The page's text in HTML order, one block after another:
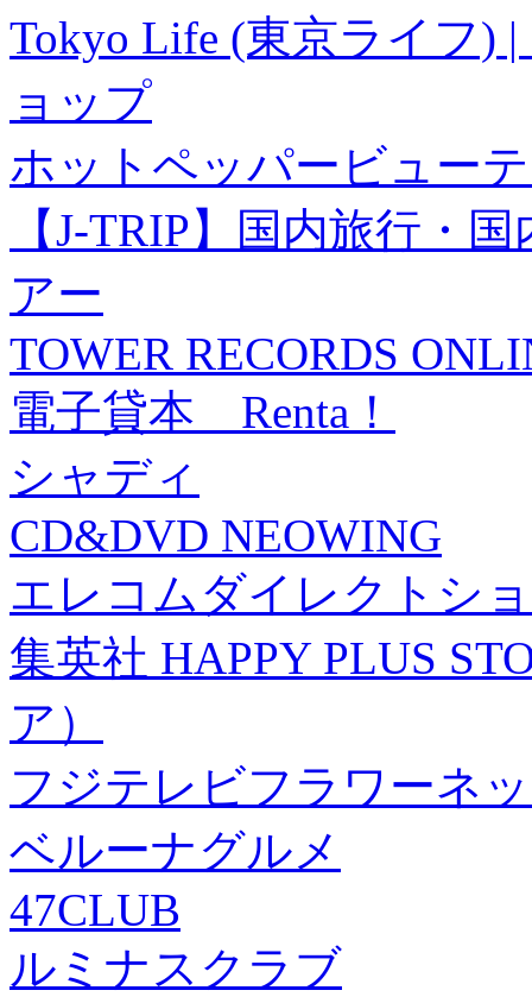
Tokyo Life (東京ライフ)
ョップ
ホットペッパービュー
【J-TRIP】国内旅行・
アー
TOWER RECORDS
電子貸本 Renta！
シャディ
CD&DVD NEOWING
エレコムダイレクトシ
集英社 HAPPY PLUS
ア）
フジテレビフラワーネ
ベルーナグルメ
47CLUB
ルミナスクラブ